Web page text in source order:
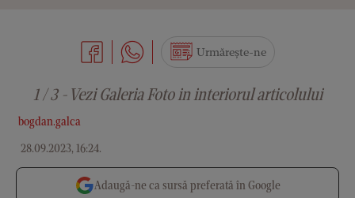
bogdan.galca
28.09.2023, 16:24.
Urmărește-ne
1 / 3 - Vezi Galeria Foto in interiorul articolului
Adaugă-ne ca sursă preferată în Google